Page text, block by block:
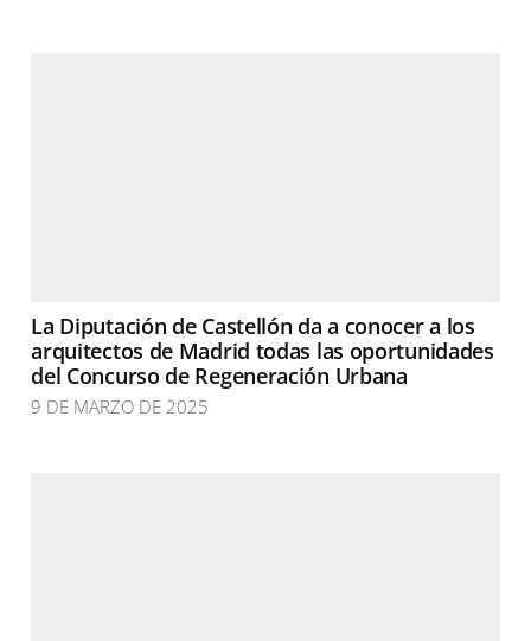
La Diputación de Castellón da a conocer a los
arquitectos de Madrid todas las oportunidades
del Concurso de Regeneración Urbana
9 DE MARZO DE 2025